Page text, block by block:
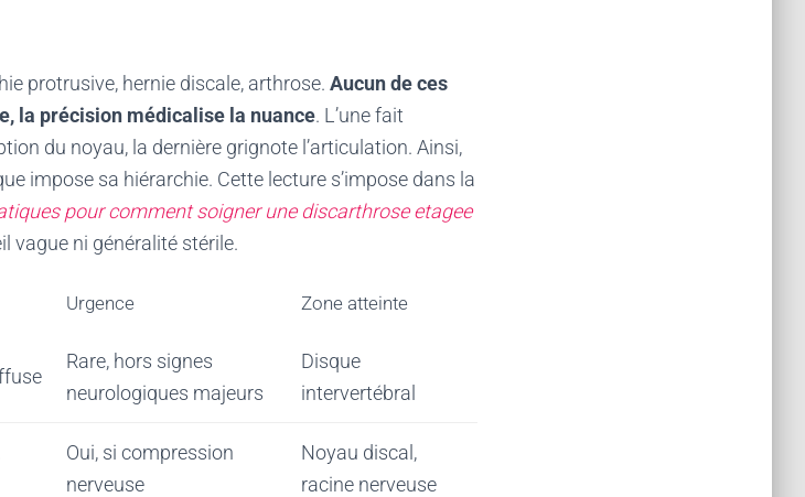
protrusive, hernie discale, arthrose. Aucun de ces
la précision médicalise la nuance. L’une fait
du noyau, la dernière grignote l’articulation. Ainsi,
impose sa hiérarchie. Cette lecture s’impose dans la
pour comment soigner une discarthrose etagee
vague ni généralité stérile.
Urgence Zone atteinte
Rare, hors signes
neurologiques majeurs
Disque
intervertébral
Oui, si compression
nerveuse
Noyau discal,
racine nerveuse